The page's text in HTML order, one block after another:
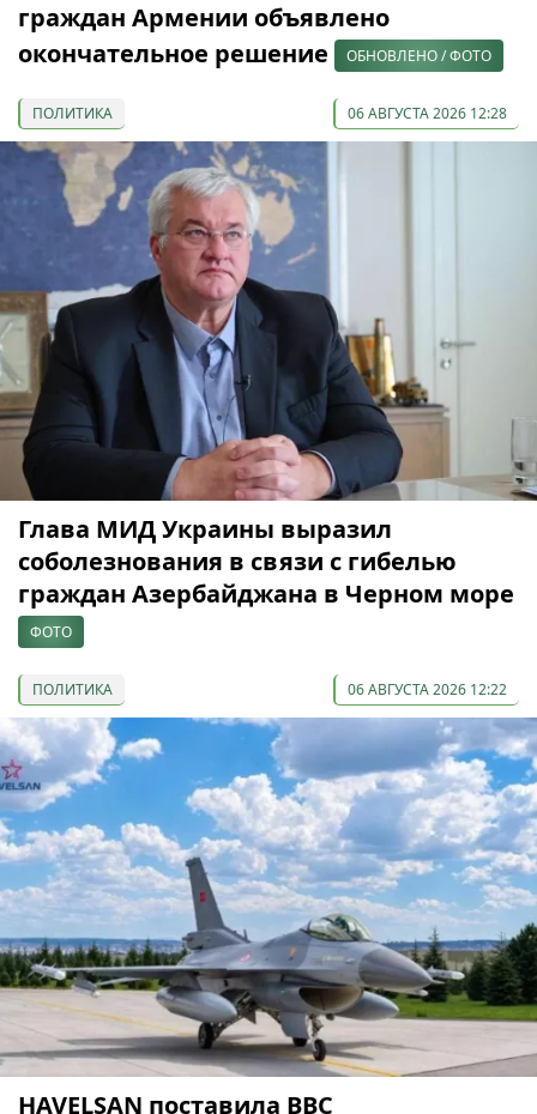
граждан Армении объявлено
окончательное решение
ОБНОВЛЕНО / ФОТО
ПОЛИТИКА 06 АВГУСТА 2026 12:28
Глава МИД Украины выразил
соболезнования в связи с гибелью
граждан Азербайджана в Черном море
ФОТО
ПОЛИТИКА 06 АВГУСТА 2026 12:22
HAVELSAN поставила ВВС